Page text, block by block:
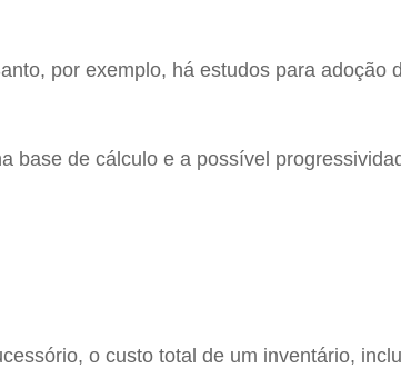
por exemplo, há estudos para adoção
de cálculo e a possível
o custo total de um inventário,